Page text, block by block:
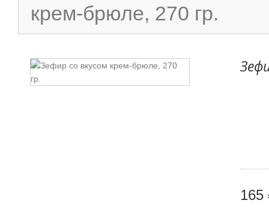
крем-брюле, 270 гр.
165